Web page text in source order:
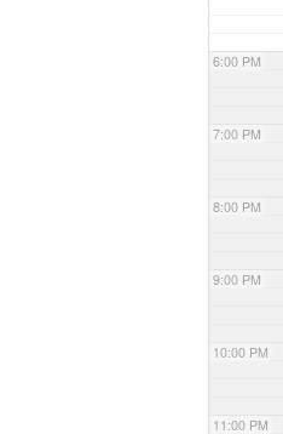
6:00 PM
7:00 PM
8:00 PM
9:00 PM
10:00 PM
11:00 PM